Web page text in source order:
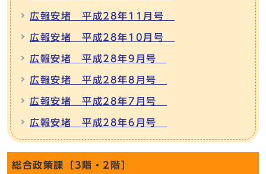
広報安堵 平成28年11月号
広報安堵 平成28年10月号
広報安堵 平成28年9月号
広報安堵 平成28年8月号
広報安堵 平成28年7月号
広報安堵 平成28年6月号
総合政策課［3階・2階］